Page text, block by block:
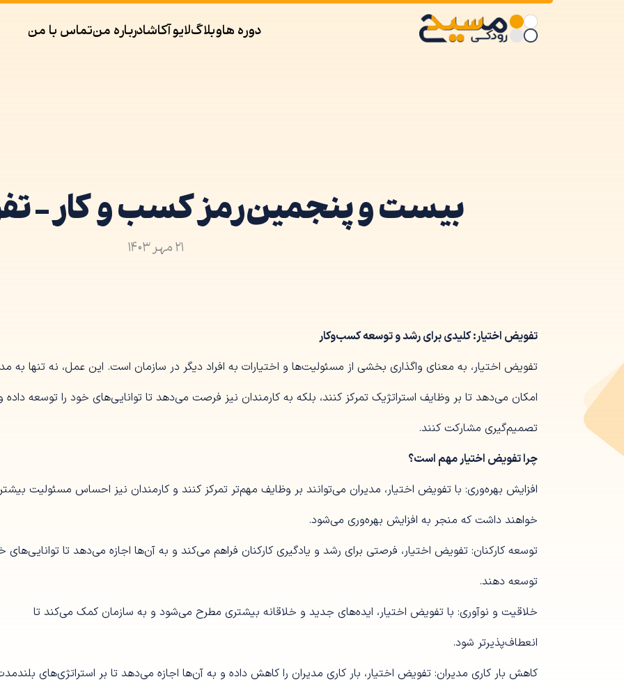
دوره هاوبلاگلایوآکاشادرباره منتماس با من
بیست و پنجمین رمز کسب و کار -
۲۱ مهر ۱۴۰۳
تفویض اختیار: کلیدی برای رشد و توسعه کسب‌وکار
تفویض اختیار، به معنای واگذاری بخشی از مسئولیت‌ها و اختیارات به افراد دیگر در سازمان است. این عمل، نه تنها به
امکان می‌دهد تا بر وظایف استراتژیک تمرکز کنند، بلکه به کارمندان نیز فرصت می‌دهد تا توانایی‌های خود را توسعه داده
تصمیم‌گیری مشارکت کنند.
چرا تفویض اختیار مهم است؟
افزایش بهره‌وری: با تفویض اختیار، مدیران می‌توانند بر وظایف مهم‌تر تمرکز کنند و کارمندان نیز احساس مسئولیت
خواهند داشت که منجر به افزایش بهره‌وری می‌شود.
توسعه کارکنان: تفویض اختیار، فرصتی برای رشد و یادگیری کارکنان فراهم می‌کند و به آن‌ها اجازه می‌دهد تا توانایی‌های
توسعه دهند.
خلاقیت و نوآوری: با تفویض اختیار، ایده‌های جدید و خلاقانه بیشتری مطرح می‌شود و به سازمان کمک می‌کند تا
انعطاف‌پذیرتر شود.
کاهش بار کاری مدیران: تفویض اختیار، بار کاری مدیران را کاهش داده و به آن‌ها اجازه می‌دهد تا بر استراتژی‌های